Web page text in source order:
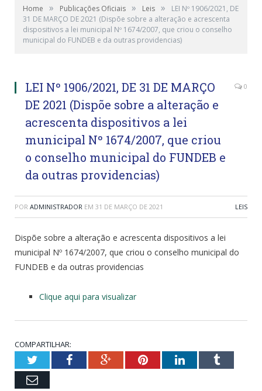
Home » Publicações Oficiais » Leis »
LEI Nº 1906/2021, DE
31 DE MARÇO DE 2021 (Dispõe sobre a alteração e acrescenta
dispositivos a lei municipal Nº 1674/2007, que criou o conselho
municipal do FUNDEB e da outras providencias)
LEI Nº 1906/2021, DE 31 DE MARÇO
DE 2021 (Dispõe sobre a alteração e
acrescenta dispositivos a lei
municipal Nº 1674/2007, que criou
o conselho municipal do FUNDEB e
da outras providencias)
0
POR ADMINISTRADOR EM 31 DE MARÇO DE 2021 LEIS
Dispõe sobre a alteração e acrescenta dispositivos a lei
municipal Nº 1674/2007, que criou o conselho municipal do
FUNDEB e da outras providencias
Clique aqui para visualizar
COMPARTILHAR:
TwitterFacebookGoogle+PinterestLinkedInTumblr
Email